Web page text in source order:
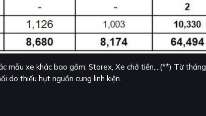
xe khác bao gồm: Starex, Xe chở tiền,...(**) Từ tháng
do thiếu hụt nguồn cung linh kiện.